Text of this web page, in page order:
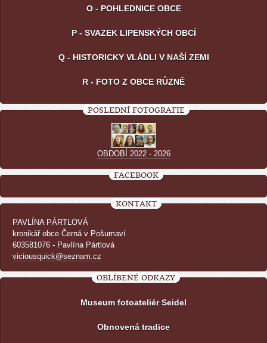
O - POHLEDNICE OBCE
P - SVAZEK LIPENSKÝCH OBCÍ
Q - HISTORICKY VLÁDLI V NAŠÍ ZEMI
R - FOTO Z OBCE RŮZNĚ
POSLEDNÍ FOTOGRAFIE
OBDOBÍ 2022 - 2026
FACEBOOK
KONTAKT
PAVLÍNA PÁRTLOVÁ
kronikář obce Černá v Pošumaví
603581076 - Pavlína Pártlová
viciousquick@seznam.cz
OBLÍBENÉ ODKAZY
Museum fotoateliér Seidel
Obnovená tradice